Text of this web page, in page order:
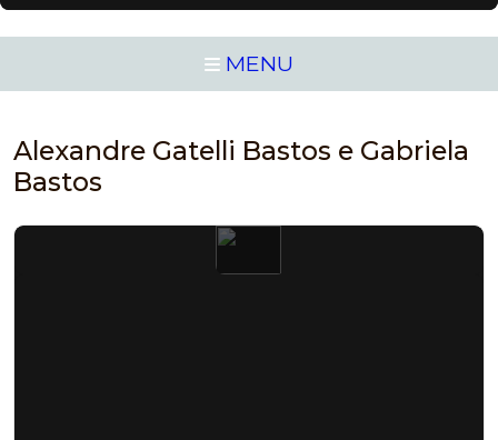
MENU
Alexandre Gatelli Bastos e Gabriela
Bastos